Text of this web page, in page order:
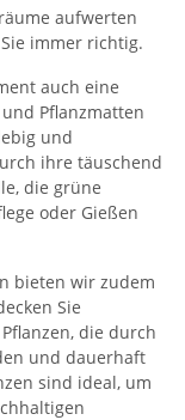
aufwerten
immer richtig.
auch eine
Pflanzmatten
und
ihre täuschend
die grüne
oder Gießen
bieten wir zudem
Sie
die durch
und dauerhaft
sind ideal, um